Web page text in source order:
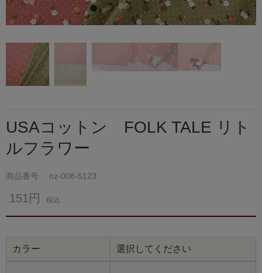
USAコットン FOLK TALE リト
ルフラワー
商品番号 hz-008-5123
151円 税込
カラー 選択してください